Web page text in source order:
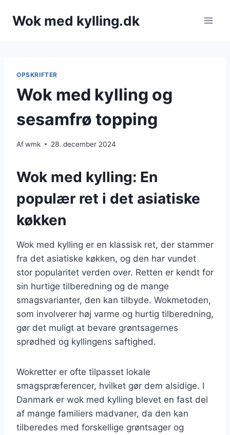
Wok med kylling.dk
OPSKRIFTER
Wok med kylling og
sesamfrø topping
Afwmk 28. december 2024
Wok med kylling: En
populær ret i det asiatiske
køkken
Wok med kylling er en klassisk ret, der stammer
fra det asiatiske køkken, og den har vundet
stor popularitet verden over. Retten er kendt for
sin hurtige tilberedning og de mange
smagsvarianter, den kan tilbyde. Wokmetoden,
som involverer høj varme og hurtig tilberedning,
gør det muligt at bevare grøntsagernes
sprødhed og kyllingens saftighed.
Wokretter er ofte tilpasset lokale
smagspræferencer, hvilket gør dem alsidige. I
Danmark er wok med kylling blevet en fast del
af mange familiers madvaner, da den kan
tilberedes med forskellige grøntsager og